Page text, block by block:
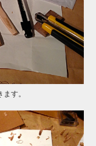
す。